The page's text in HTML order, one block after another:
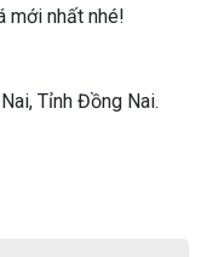
mới nhất nhé!
Tỉnh Đồng Nai.